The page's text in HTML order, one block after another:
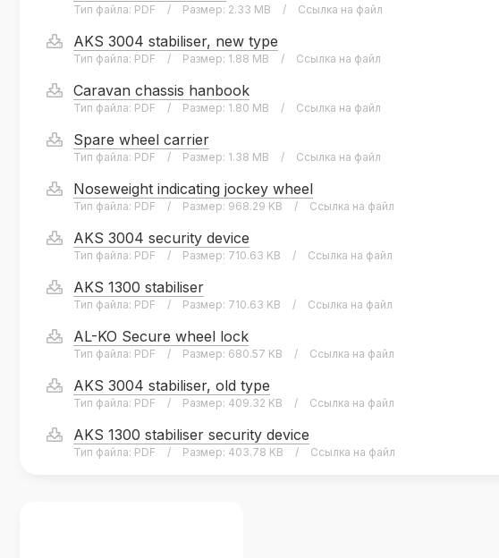
Тип файла: PDF / Размер: 2.33 MB / Ссылка на файл
AKS 3004 stabiliser, new type
Тип файла: PDF / Размер: 1.88 MB / Ссылка на файл
Caravan chassis hanbook
Тип файла: PDF / Размер: 1.80 MB / Ссылка на файл
Spare wheel carrier
Тип файла: PDF / Размер: 1.38 MB / Ссылка на файл
Noseweight indicating jockey wheel
Тип файла: PDF / Размер: 968.29 KB / Ссылка на файл
AKS 3004 security device
Тип файла: PDF / Размер: 710.63 KB / Ссылка на файл
AKS 1300 stabiliser
Тип файла: PDF / Размер: 710.63 KB / Ссылка на файл
AL-KO Secure wheel lock
Тип файла: PDF / Размер: 680.57 KB / Ссылка на файл
AKS 3004 stabiliser, old type
Тип файла: PDF / Размер: 409.32 KB / Ссылка на файл
AKS 1300 stabiliser security device
Тип файла: PDF / Размер: 403.78 KB / Ссылка на файл